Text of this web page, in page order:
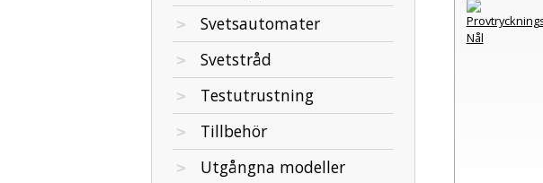
Svetsautomater
Svetstråd
Testutrustning
Tillbehör
Utgångna modeller